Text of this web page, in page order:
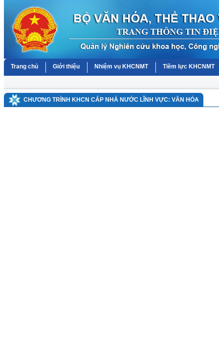
Trang chủ Giới thiệu Nhiệm vụ KHCNMT Tiềm lực KHCNMT
CHƯƠNG TRÌNH KHCN CẤP NHÀ NƯỚC LĨNH VỰC: VĂN HÓA